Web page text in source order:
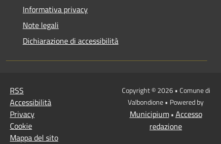
Informativa privacy
Note legali
Dichiarazione di accessibilità
RSS
Accessibilità
Privacy
Cookie
Mappa del sito
Copyright © 2026 • Comune di
Valbondione • Powered by
Municipium• Accesso
redazione